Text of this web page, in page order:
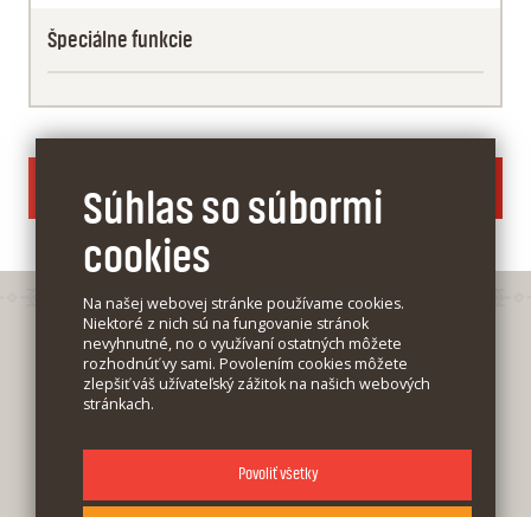
Súhlas so súbormi
cookies
Na našej webovej stránke používame cookies.
Niektoré z nich sú na fungovanie stránok
nevyhnutné, no o využívaní ostatných môžete
rozhodnúť vy sami. Povolením cookies môžete
zlepšiť váš užívateľský zážitok na našich webových
stránkach.
Cookies sú malé textové súbory, ktoré môžu byť
používané webovými stránkami, aby urobili
Povoliť všetky
Špeciálne funkcie
POROVNAŤ VŠETKY BEŽNÉ ÚČTY
Kontakt